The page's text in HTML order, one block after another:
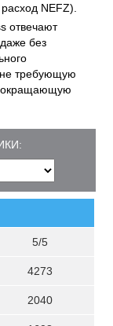
NEFZ).
отвечают
без
не требующую
5/5
4273
2040